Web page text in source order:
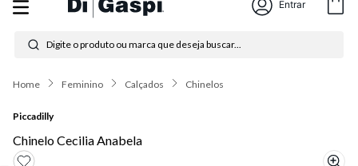
Entrar
Digite o produto ou marca que deseja buscar...
Feminino Calçados Chinelos
Piccadilly
Chinelo Cecilia Anabela
1º tênis feminino
2º tenis